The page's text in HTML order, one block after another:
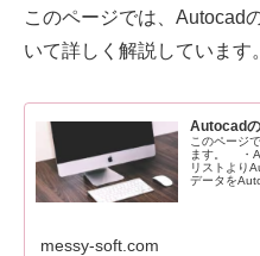
このページでは、Autocad
いて詳しく解説しています。
Autocad
このページ
ます。 ・
リストより
データを
messy-soft.com